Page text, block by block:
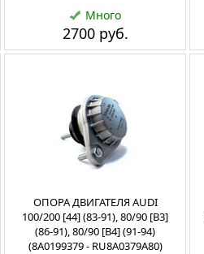
Много
2700 руб.
ОПОРА ДВИГАТЕЛЯ AUDI
100/200 [44] (83-91), 80/90 [B3]
(86-91), 80/90 [B4] (91-94)
(8A0199379 - RU8A0379A80)